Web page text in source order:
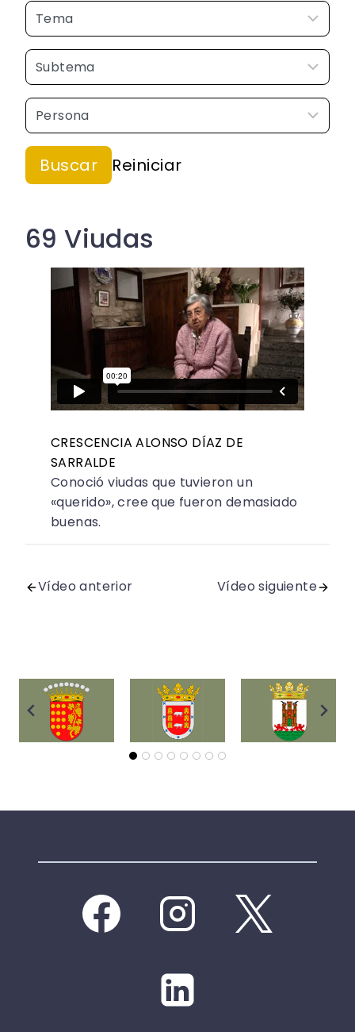
69 Viudas
CRESCENCIA ALONSO DÍAZ DE
SARRALDE
Conoció viudas que tuvieron un
«querido», cree que fueron demasiado
buenas.
Vídeo anterior Vídeo siguiente